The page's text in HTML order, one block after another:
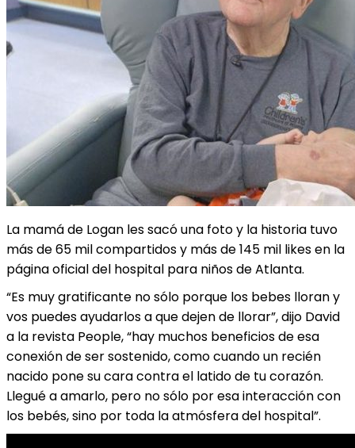
La mamá de Logan les sacó una foto y la historia tuvo
más de 65 mil compartidos y más de 145 mil likes en la
página oficial del hospital para niños de Atlanta.
“Es muy gratificante no sólo porque los bebes lloran y
vos puedes ayudarlos a que dejen de llorar”, dijo David
a la revista People, “hay muchos beneficios de esa
conexión de ser sostenido, como cuando un recién
nacido pone su cara contra el latido de tu corazón.
Llegué a amarlo, pero no sólo por esa interacción con
los bebés, sino por toda la atmósfera del hospital”.